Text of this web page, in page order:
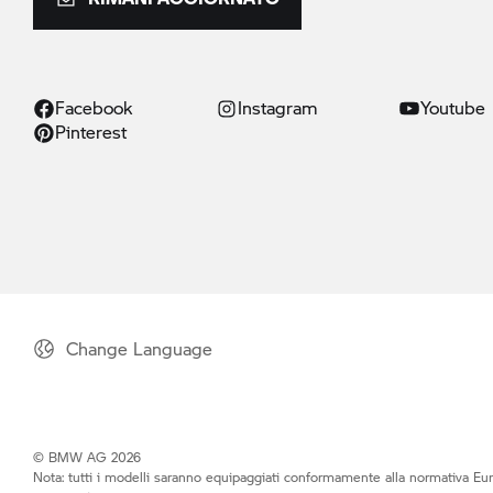
Facebook Instagram
Youtube
Pinterest
Change Language
© BMW AG 2026
Nota: tutti i modelli saranno equipaggiati conformamente alla normativa